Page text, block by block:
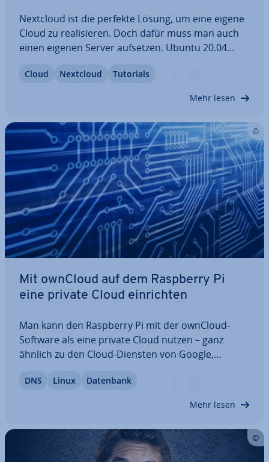
Nextcloud ist die perfekte Lösung, um eine eigene
Cloud zu rea­li­sie­ren. Doch dafür muss man auch
einen eigenen Server aufsetzen. Ubuntu 20.04
bungs­lo­sen Einsatz. Die In­stal­la­ti­on auf dem Be­
Cloud Nextcloud Tutorials
Mehr lesen
Mit ownCloud auf dem Raspberry Pi
eine private Cloud ein­rich­ten
Man kann den Raspberry Pi mit der ownCloud-
Software als eine private Cloud nutzen – ganz
ähnlich zu den Cloud-Diensten von Google,
über­schau­bar und obendrein bringt ein
ownCloud-Server einige Vorteile mit sich – vor
DNS Linux Datenbank
Mehr lesen